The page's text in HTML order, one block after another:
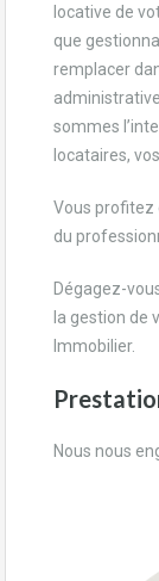
locative de
que
remplacer
sommes
locataires,
Vous profitez
du
Dégagez-
la gestion de
Immobilier.
Nous nous